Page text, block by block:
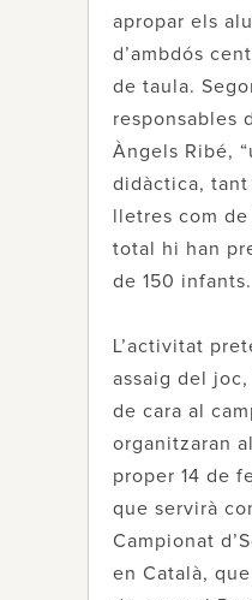
apropar els
d’ambdós
de taula.
responsables
Àngels Ribé,
didàctica, tant
lletres com
total hi han
de 150 infants.
L’activitat
assaig del
de cara al
organitzaran
proper 14 de
que servirà
Campionat
en Català,